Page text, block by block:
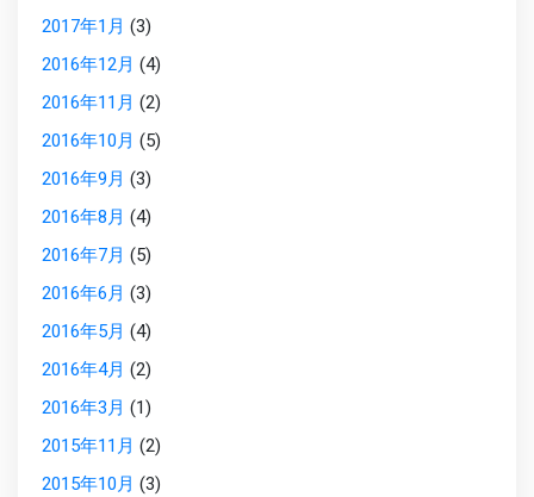
2017年1月 (3)
2016年12月 (4)
2016年11月 (2)
2016年10月 (5)
2016年9月 (3)
2016年8月 (4)
2016年7月 (5)
2016年6月 (3)
2016年5月 (4)
2016年4月 (2)
2016年3月 (1)
2015年11月 (2)
2015年10月 (3)